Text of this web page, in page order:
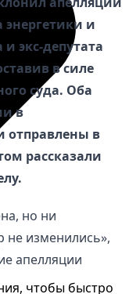
чтобы быстро
и
экс-депутата
в силе
суда. Оба
в
отправлены в
рассказали
но ни
не изменились»,
апелляции